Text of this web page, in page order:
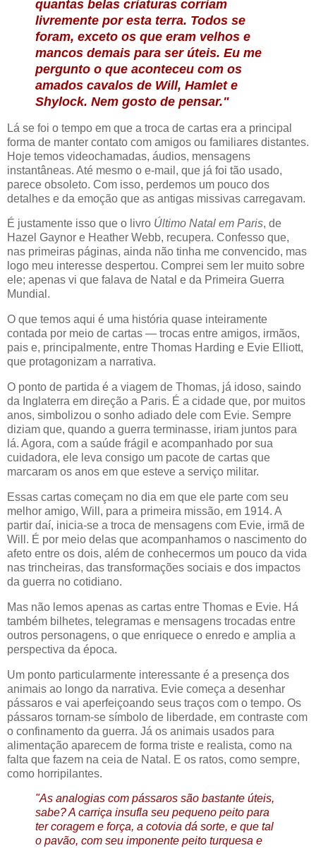
quantas belas criaturas corriam
livremente por esta terra. Todos se
foram, exceto os que eram velhos e
mancos demais para ser úteis. Eu me
pergunto o que aconteceu com os
amados cavalos de Will, Hamlet e
Shylock. Nem gosto de pensar."
Lá se foi o tempo em que a troca de cartas era a principal
forma de manter contato com amigos ou familiares distantes.
Hoje temos videochamadas, áudios, mensagens
instantâneas. Até mesmo o e-mail, que já foi tão usado,
parece obsoleto. Com isso, perdemos um pouco dos
detalhes e da emoção que as antigas missivas carregavam.
É justamente isso que o livro Último Natal em Paris, de
Hazel Gaynor e Heather Webb, recupera. Confesso que,
nas primeiras páginas, ainda não tinha me convencido, mas
logo meu interesse despertou. Comprei sem ler muito sobre
ele; apenas vi que falava de Natal e da Primeira Guerra
Mundial .
O que temos aqui é uma história quase inteiramente
contada por meio de cartas — trocas entre amigos, irmãos,
pais e, principalmente, entre Thomas Harding e Evie Elliott,
que protagonizam a narrativa.
O ponto de partida é a viagem de Thomas, já idoso, saindo
da Inglaterra em direção a Paris. É a cidade que, por muitos
anos, simbolizou o sonho adiado dele com Evie. Sempre
diziam que, quando a guerra terminasse, iriam juntos para
lá. Agora, com a saúde frágil e acompanhado por sua
cuidadora, ele leva consigo um pacote de cartas que
marcaram os anos em que esteve a serviço militar.
Essas cartas começam no dia em que ele parte com seu
melhor amigo, Will, para a primeira missão, em 1914. A
partir daí, inicia-se a troca de mensagens com Evie, irmã de
Will. É por meio delas que acompanhamos o nascimento do
afeto entre os dois, além de conhecermos um pouco da vida
nas trincheiras, das transformações sociais e dos impactos
da guerra no cotidiano.
Mas não lemos apenas as cartas entre Thomas e Evie. Há
também bilhetes, telegramas e mensagens trocadas entre
outros personagens, o que enriquece o enredo e amplia a
perspectiva da época.
Um ponto particularmente interessante é a presença dos
animais ao longo da narrativa. Evie começa a desenhar
pássaros e vai aperfeiçoando seus traços com o tempo. Os
pássaros tornam-se símbolo de liberdade, em contraste com
o confinamento da guerra. Já os animais usados para
alimentação aparecem de forma triste e realista, como na
falta que fazem na ceia de Natal. E os ratos, como sempre,
como horripilantes.
"As analogias com pássaros são bastante úteis,
sabe? A carriça insufla seu pequeno peito para
ter coragem e força, a cotovia dá sorte, e que tal
o pavão, com seu imponente peito turquesa e